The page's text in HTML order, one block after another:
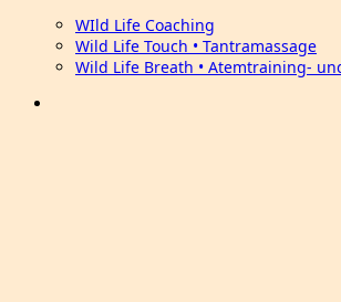
WIld Life Coaching
Wild Life Touch • Tantramassage
Wild Life Breath • Atemtraining-